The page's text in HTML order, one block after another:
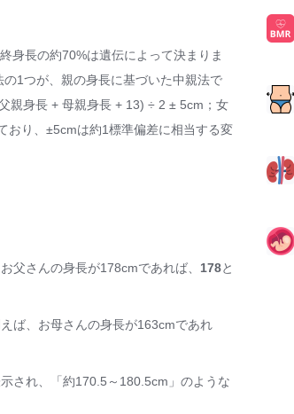
身長の約70%は遺伝によって決まりま
1つが、親の身長に基づいた中親法で
親身長 + 母親身長 + 13) ÷ 2 ± 5cm；女
おり、±5cmは約1標準偏差に相当する変
父さんの身長が178cmであれば、 178と
ば、お母さんの身長が163cmであれ
され、「約170.5～180.5cm」のような